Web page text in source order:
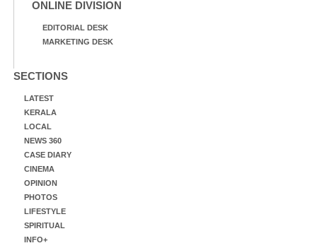
ONLINE DIVISION
EDITORIAL DESK
MARKETING DESK
SECTIONS
LATEST
KERALA
LOCAL
NEWS 360
CASE DIARY
CINEMA
OPINION
PHOTOS
LIFESTYLE
SPIRITUAL
INFO+